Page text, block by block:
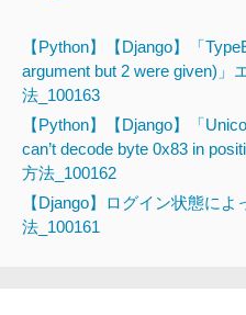
【Python】【Django】「
argument but 2 were given)」
法_100163
【Python】【Django】「
can’t decode byte 0x83 in
方法_100162
【Django】ログイン状態に
法_100161